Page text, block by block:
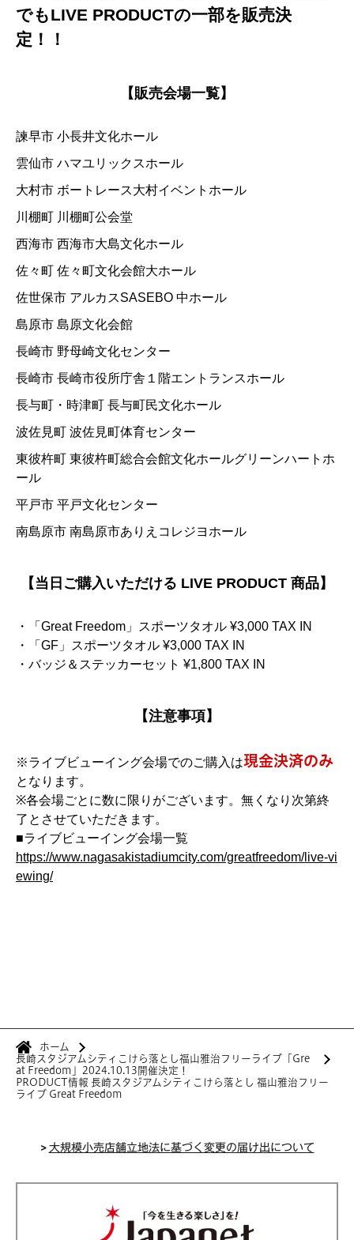
でもLIVE PRODUCTの一部を販売決
定！！
【販売会場一覧】
諫早市 小長井文化ホール
雲仙市 ハマユリックスホール
大村市 ボートレース大村イベントホール
川棚町 川棚町公会堂
西海市 西海市大島文化ホール
佐々町 佐々町文化会館大ホール
佐世保市 アルカスSASEBO 中ホール
島原市 島原文化会館
長崎市 野母崎文化センター
長崎市 長崎市役所庁舎１階エントランスホール
長与町・時津町 長与町民文化ホール
波佐見町 波佐見町体育センター
東彼杵町 東彼杵町総合会館文化ホールグリーンハートホ
ール
平戸市 平戸文化センター
南島原市 南島原市ありえコレジヨホール
【当日ご購入いただける LIVE PRODUCT 商品】
・「Great Freedom」スポーツタオル ¥3,000 TAX IN
・「GF」スポーツタオル ¥3,000 TAX IN
・バッジ＆ステッカーセット ¥1,800 TAX IN
【注意事項】
※ライブビューイング会場でのご購入は現金決済のみ
となります。
※各会場ごとに数に限りがございます。無くなり次第終
了とさせていただきます。
■ライブビューイング会場一覧
https://www.nagasakistadiumcity.com/greatfreedom/live-vi
ewing/
ホーム
長崎スタジアムシティこけら落とし福山雅治フリーライブ「Gre
at Freedom」2024.10.13開催決定！
PRODUCT情報 長崎スタジアムシティこけら落とし 福山雅治フリー
ライブ Great Freedom
>大規模小売店舗立地法に基づく変更の届け出について